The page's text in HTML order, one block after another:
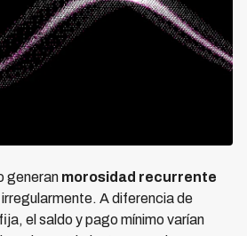
generan morosidad recurrente
A diferencia de
el saldo y pago mínimo varían